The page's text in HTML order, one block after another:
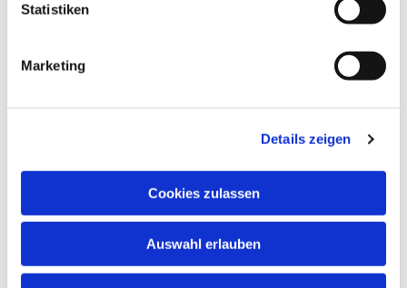
Statistiken
Marketing
Details zeigen
Cookies zulassen
Auswahl erlauben